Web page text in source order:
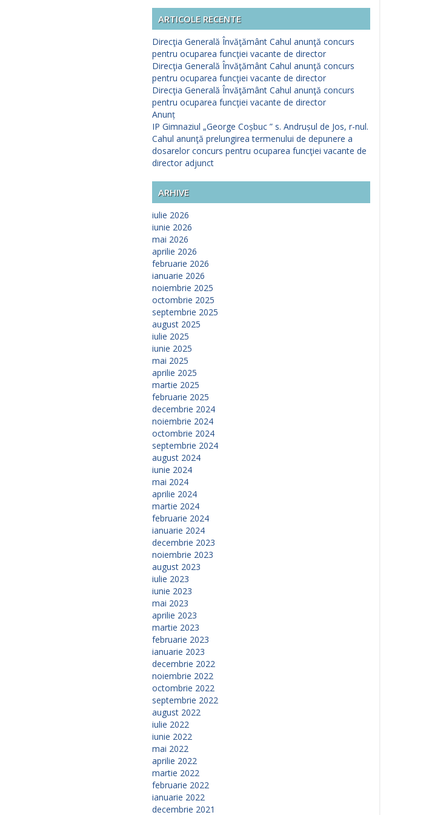
ARTICOLE RECENTE
Direcţia Generală Învăţământ Cahul anunţă concurs
pentru ocuparea funcţiei vacante de director
Direcţia Generală Învăţământ Cahul anunţă concurs
pentru ocuparea funcţiei vacante de director
Direcţia Generală Învăţământ Cahul anunţă concurs
pentru ocuparea funcţiei vacante de director
Anunț
IP Gimnaziul „George Coșbuc ” s. Andrușul de Jos, r-nul.
Cahul anunţă prelungirea termenului de depunere a
dosarelor concurs pentru ocuparea funcţiei vacante de
director adjunct
ARHIVE
iulie 2026
iunie 2026
mai 2026
aprilie 2026
februarie 2026
ianuarie 2026
noiembrie 2025
octombrie 2025
septembrie 2025
august 2025
iulie 2025
iunie 2025
mai 2025
aprilie 2025
martie 2025
februarie 2025
decembrie 2024
noiembrie 2024
octombrie 2024
septembrie 2024
august 2024
iunie 2024
mai 2024
aprilie 2024
martie 2024
februarie 2024
ianuarie 2024
decembrie 2023
noiembrie 2023
august 2023
iulie 2023
iunie 2023
mai 2023
aprilie 2023
martie 2023
februarie 2023
ianuarie 2023
decembrie 2022
noiembrie 2022
octombrie 2022
septembrie 2022
august 2022
iulie 2022
iunie 2022
mai 2022
aprilie 2022
martie 2022
februarie 2022
ianuarie 2022
decembrie 2021